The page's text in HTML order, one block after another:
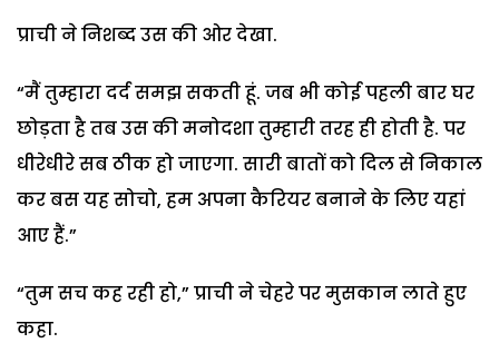
प्राची ने निशब्द उस की ओर देखा.
“मैं तुम्हारा दर्द समझ सकती हूं. जब भी कोई पहली बार घर
छोड़ता है तब उस की मनोदशा तुम्हारी तरह ही होती है. पर
धीरेधीरे सब ठीक हो जाएगा. सारी बातों को दिल से निकाल
कर बस यह सोचो, हम अपना कैरियर बनाने के लिए यहां
आए हैं.”
“तुम सच कह रही हो,” प्राची ने चेहरे पर मुसकान लाते हुए
कहा.